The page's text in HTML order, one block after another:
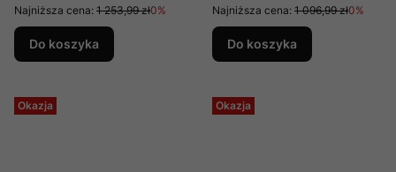
Najniższa cena: 1 253,99 zł0%
Do koszyka
Najniższa cena: 1 096,99 zł0%
Do koszyka
Okazja Okazja